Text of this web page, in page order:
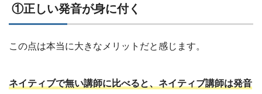
①正しい発音が身に付く
この点は本当に大きなメリットだと感じます。
ネイティブで無い講師に比べると、ネイティブ講師は発音